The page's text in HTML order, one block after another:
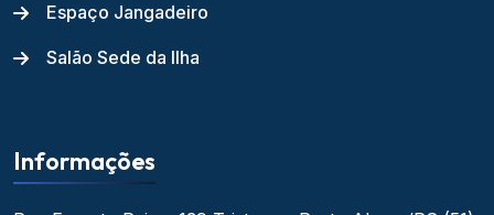
Espaço Jangadeiro
Salão Sede da Ilha
Informações